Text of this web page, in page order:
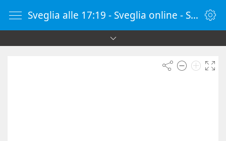
Sveglia alle 17:19 - Sveglia online - SvegliaOnline.it